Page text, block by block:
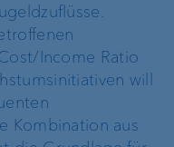
Income Ratio
will
Kombination aus